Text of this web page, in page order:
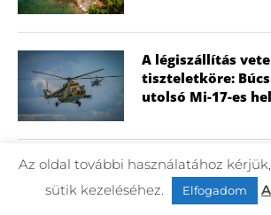
A légiszállítás
tiszteletköre:
utolsó Mi-17-es
Méltó búcsú a
– Mi-24
Az oldal további használatához
sütik kezeléséhez.
Elfogadom